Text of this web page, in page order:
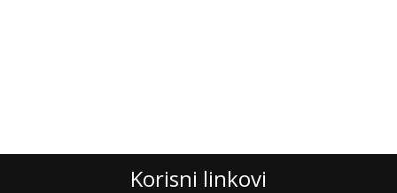
Korisni linkovi